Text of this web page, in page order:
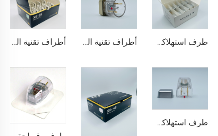
طرف استهلاكي قطب ثنائي لجهاز سكارليت S للميكرونيدلينغ بالرف، 25 دبوسًا أطراف تقنية المايكرونيدلينج مع الراديو تردد سيلفيروم X-25 أطراف تقنية المايكرونيدلينج مع الراديو تردد سيلفيروم XE-25
طرف استهلاكي قطب ثنائي لجهاز سكارليت S للميكرونيدلينغ بالرف، 25 دبوسًا